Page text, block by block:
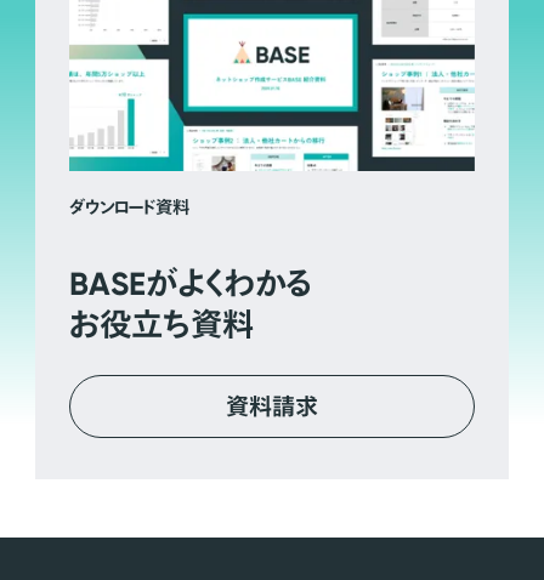
ダウンロード資料
BASEがよくわかる
お役立ち資料
資料請求